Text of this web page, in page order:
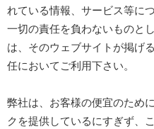
れている情報、サービス等に
一切の責任を負わないものと
は、そのウェブサイトが掲げ
任においてご利用下さい。
弊社は、お客様の便宜のため
クを提供しているにすぎず、